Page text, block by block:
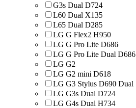
G3s Dual D724
L60 Dual X135
L65 Dual D285
LG G Flex2 H950
LG G Pro Lite D686
LG G Pro Lite Dual D686
LG G2
LG G2 mini D618
LG G3 Stylus D690 Dual
LG G3s Dual D724
LG G4s Dual H734